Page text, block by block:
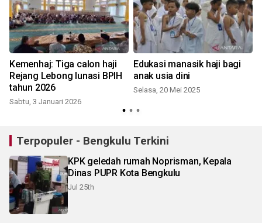
Kemenhaj: Tiga calon haji
Rejang Lebong lunasi BPIH
tahun 2026
Sabtu, 3 Januari 2026
Edukasi manasik haji bagi
anak usia dini
Selasa, 20 Mei 2025
Terpopuler - Bengkulu Terkini
KPK geledah rumah Noprisman, Kepala
Dinas PUPR Kota Bengkulu
Jul 25th